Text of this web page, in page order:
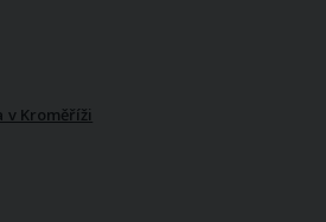
v Kroměříži